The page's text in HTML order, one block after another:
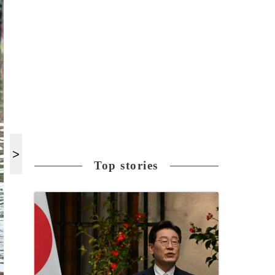
Top stories